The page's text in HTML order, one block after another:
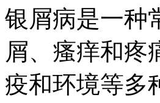
银屑病是一种
屑、瘙痒和疼
疫和环境等多